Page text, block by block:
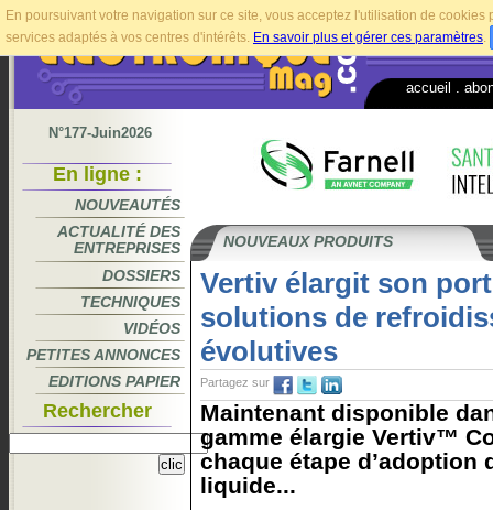
En poursuivant votre navigation sur ce site, vous acceptez l'utilisation de
services adaptés à vos centres d'intérêts. En savoir plus et gérer ces paramètres.
accueil
N°177-Juin2026
En ligne :
NOUVEAUTÉS
ACTUALITÉ DES
ENTREPRISES
DOSSIERS
TECHNIQUES
VIDÉOS
PETITES ANNONCES
EDITIONS PAPIER
Rechercher
NOUVEAUX PRODUITS
Vertiv élargit son
solutions de
évolutives
Partagez sur
Maintenant disponible
gamme élargie Vertiv™
chaque étape d’adoption
liquide...